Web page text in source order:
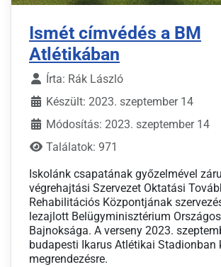
Ismét címvédés a BM
Atlétikában
Írta: Rák László
Készült: 2023. szeptember 14
Módosítás: 2023. szeptember 14
Találatok: 971
Iskolánk csapatának győzelmével
végrehajtási Szervezet Oktatási
Rehabilitációs Központjának
lezajlott Belügyminisztérium
Bajnoksága. A verseny 2023.
budapesti Ikarus Atlétikai Stadionban
megrendezésre.